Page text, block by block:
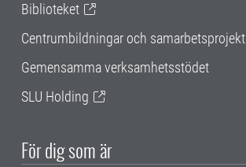
Biblioteket
Centrumbildningar och samarbetsprojekt
Gemensamma verksamhetsstödet
SLU Holding
För dig som är